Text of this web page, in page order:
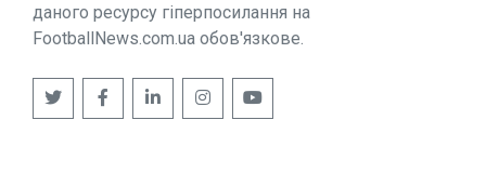
даного ресурсу гіперпосилання на
FootballNews.com.ua обов'язкове.